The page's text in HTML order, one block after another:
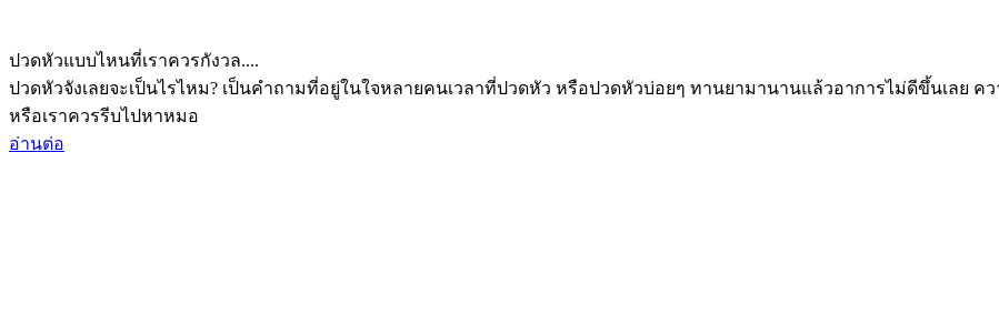
ปวดหัวแบบไหนที่เราควรกังวล....
ปวดหัวจังเลยจะเป็นไรไหม? เป็นคำถามที่อยู่ในใจหลายคนเวลาที่ปวดหัว หรือปวดหัวบ่อยๆ ทานยามานานแล้วอาการไม่ดีขึ้นเลย ค
หรือเราควรรีบไปหาหมอ
อ่านต่อ